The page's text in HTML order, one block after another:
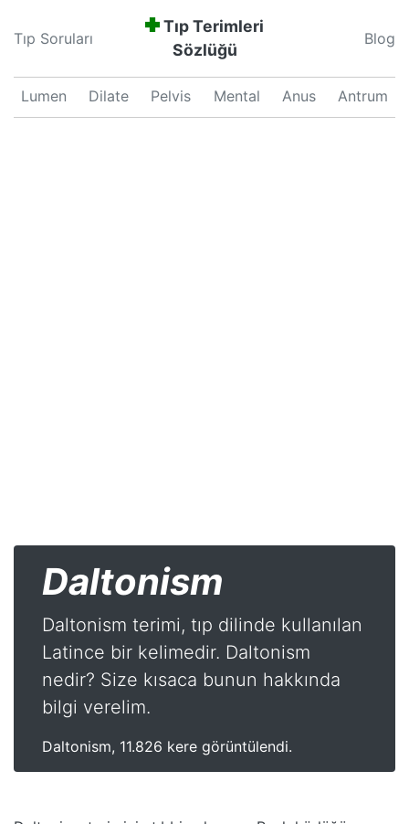
Tıp Soruları
Tıp Terimleri
Sözlüğü
Blog
Lumen Dilate Pelvis Mental Anus
Antrum
Daltonism
Daltonism terimi, tıp dilinde kullanılan
Latince bir kelimedir. Daltonism
nedir? Size kısaca bunun hakkında
bilgi verelim.
Daltonism, 11.826 kere görüntülendi.